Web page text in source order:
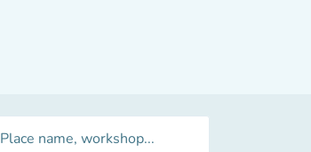
Place name, workshop...